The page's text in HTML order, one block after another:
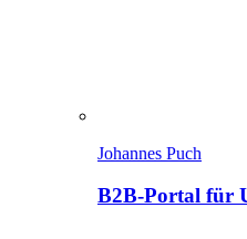
Johannes Puch
B2B-Portal für